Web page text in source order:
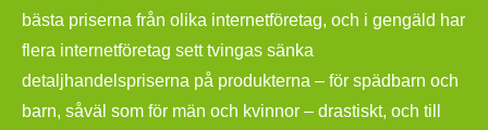
bästa priserna från olika internetföretag, och i gengäld har
flera internetföretag sett tvingas sänka
detaljhandelspriserna på produkterna – för spädbarn och
barn, såväl som för män och kvinnor – drastiskt, och till